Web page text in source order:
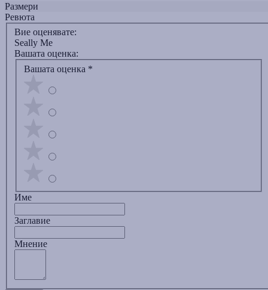
Размери
Ревюта
Вие оценявате:
Seally Me
Вашата оценка:
Вашата оценка *
Име
Заглавиe
Мнение